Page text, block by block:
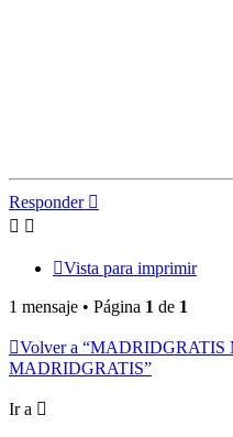
Responder
Vista para imprimir
1 mensaje • Página 1 de 1
Volver a “MADRIDGRATIS
MADRIDGRATIS”
Ir a